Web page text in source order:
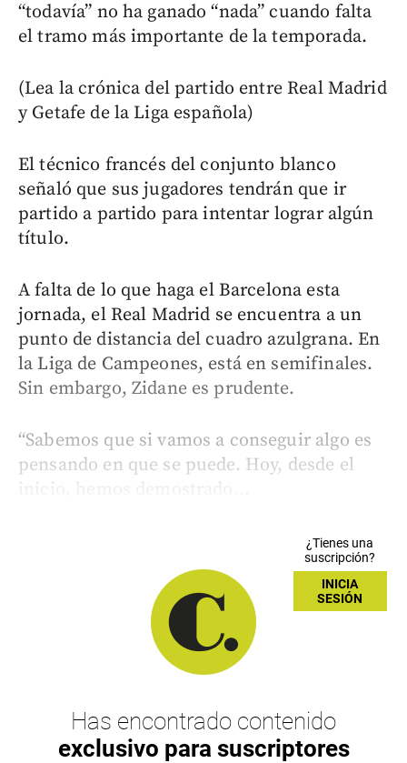
“todavía” no ha ganado “nada” cuando falta
el tramo más importante de la temporada.
(Lea la crónica del partido entre Real Madrid
y Getafe de la Liga española)
El técnico francés del conjunto blanco
señaló que sus jugadores tendrán que ir
partido a partido para intentar lograr algún
título.
A falta de lo que haga el Barcelona esta
jornada, el Real Madrid se encuentra a un
punto de distancia del cuadro azulgrana. En
la Liga de Campeones, está en semifinales.
Sin embargo, Zidane es prudente.
“Sabemos que si vamos a conseguir algo es
pensando en que se puede. Hoy, desde el
inicio, hemos demostrado...
¿Tienes una
suscripción?
INICIA
SESIÓN
Has encontrado contenido
exclusivo para suscriptores